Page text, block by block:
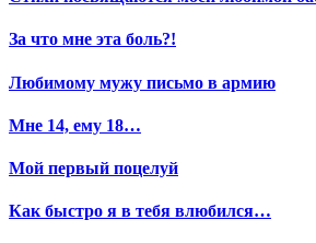
За что мне эта боль?!
Любимому мужу письмо в армию
Мне 14, ему 18…
Мой первый поцелуй
Как быстро я в тебя влюбился…